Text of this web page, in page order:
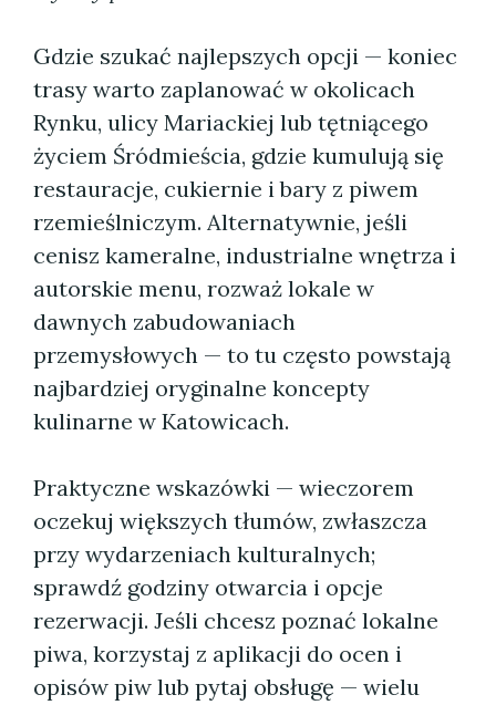
Gdzie szukać najlepszych opcji — koniec
trasy warto zaplanować w okolicach
Rynku, ulicy Mariackiej lub tętniącego
życiem Śródmieścia, gdzie kumulują się
restauracje, cukiernie i bary z piwem
rzemieślniczym. Alternatywnie, jeśli
cenisz kameralne, industrialne wnętrza i
autorskie menu, rozważ lokale w
dawnych zabudowaniach
przemysłowych — to tu często powstają
najbardziej oryginalne koncepty
kulinarne w Katowicach.
Praktyczne wskazówki — wieczorem
oczekuj większych tłumów, zwłaszcza
przy wydarzeniach kulturalnych;
sprawdź godziny otwarcia i opcje
rezerwacji. Jeśli chcesz poznać lokalne
piwa, korzystaj z aplikacji do ocen i
opisów piw lub pytaj obsługę — wielu